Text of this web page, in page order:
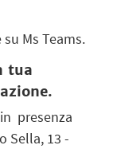
Ms Teams.
tua
presenza
Sella, 13 -